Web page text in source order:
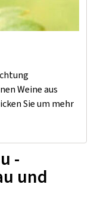
Weine aus
Sie um mehr
-
und